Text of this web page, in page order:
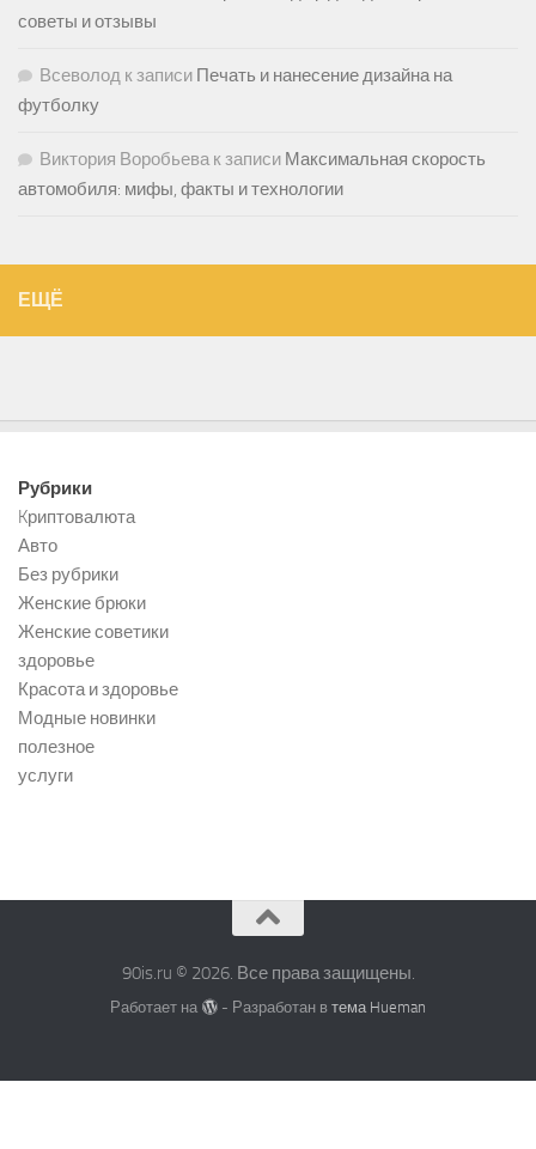
советы и отзывы
Всеволод к записи Печать и нанесение дизайна на
футболку
Виктория Воробьевак записи Максимальная скорость
автомобиля: мифы, факты и технологии
ЕЩЁ
Рубрики
Kриптовалюта
Авто
Без рубрики
Женские брюки
Женские советики
здоровье
Красота и здоровье
Модные новинки
полезное
услуги
90is.ru © 2026. Все права защищены.
Работает на - Разработан в тема Hueman